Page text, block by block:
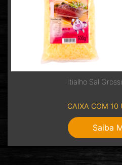
Itialho Sal
CAIXA COM 10
Saiba